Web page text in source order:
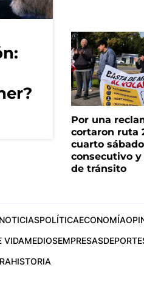
Por una
cortaron ruta
cuarto sábado
consecutivo y
de tránsito
POLÍTICAECONOMÍA
VIDAMEDIOSEMPRESAS
HISTORIA